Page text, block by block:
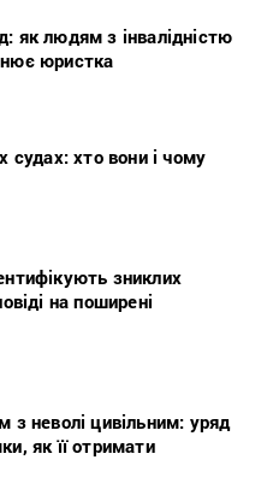
як людям з інвалідністю
юристка
судах: хто вони і чому
зниклих
на поширені
з неволі цивільним: уряд
як її отримати